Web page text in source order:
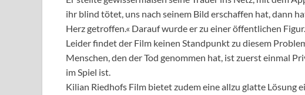
ihr blind tötet, uns nach seinem Bild erschaffen hat, dann
Herz getroffen.« Darauf wurde er zu einer öffentlichen Figur.
Leider findet der Film keinen Standpunkt zu diesem
Menschen, den der Tod genommen hat, ist zuerst einmal
im Spiel ist.
Kilian Riedhofs Film bietet zudem eine allzu glatte Lösung